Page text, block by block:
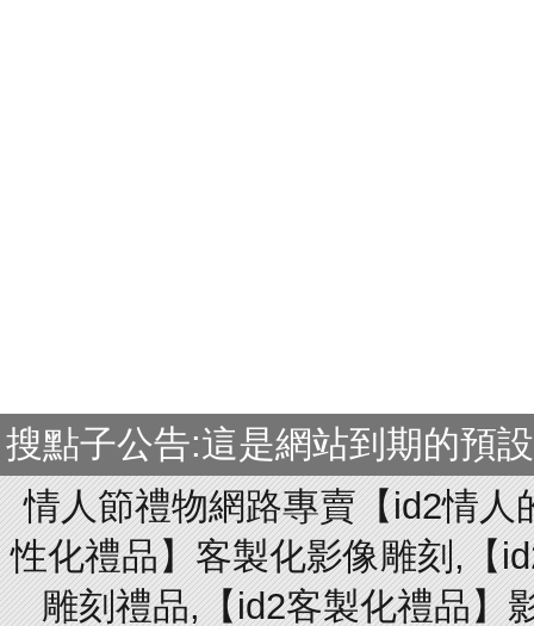
搜點子公告:這是網站到期的預
情人節禮物網路專賣【id2情
性化禮品】客製化影像雕刻,【
雕刻禮品,【id2客製化禮品】